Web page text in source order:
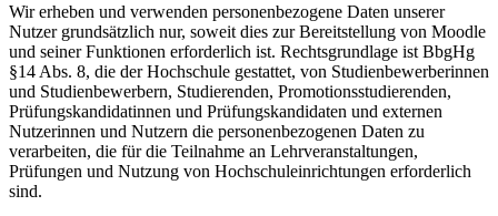
Wir erheben und verwenden personenbezogene Daten unserer
Nutzer grundsätzlich nur, soweit dies zur Bereitstellung von Moodle
und seiner Funktionen erforderlich ist. Rechtsgrundlage ist BbgHg
§14 Abs. 8, die der Hochschule gestattet, von Studienbewerberinnen
und Studienbewerbern, Studierenden, Promotionsstudierenden,
Prüfungskandidatinnen und Prüfungskandidaten und externen
Nutzerinnen und Nutzern die personenbezogenen Daten zu
verarbeiten, die für die Teilnahme an Lehrveranstaltungen,
Prüfungen und Nutzung von Hochschuleinrichtungen erforderlich
sind.